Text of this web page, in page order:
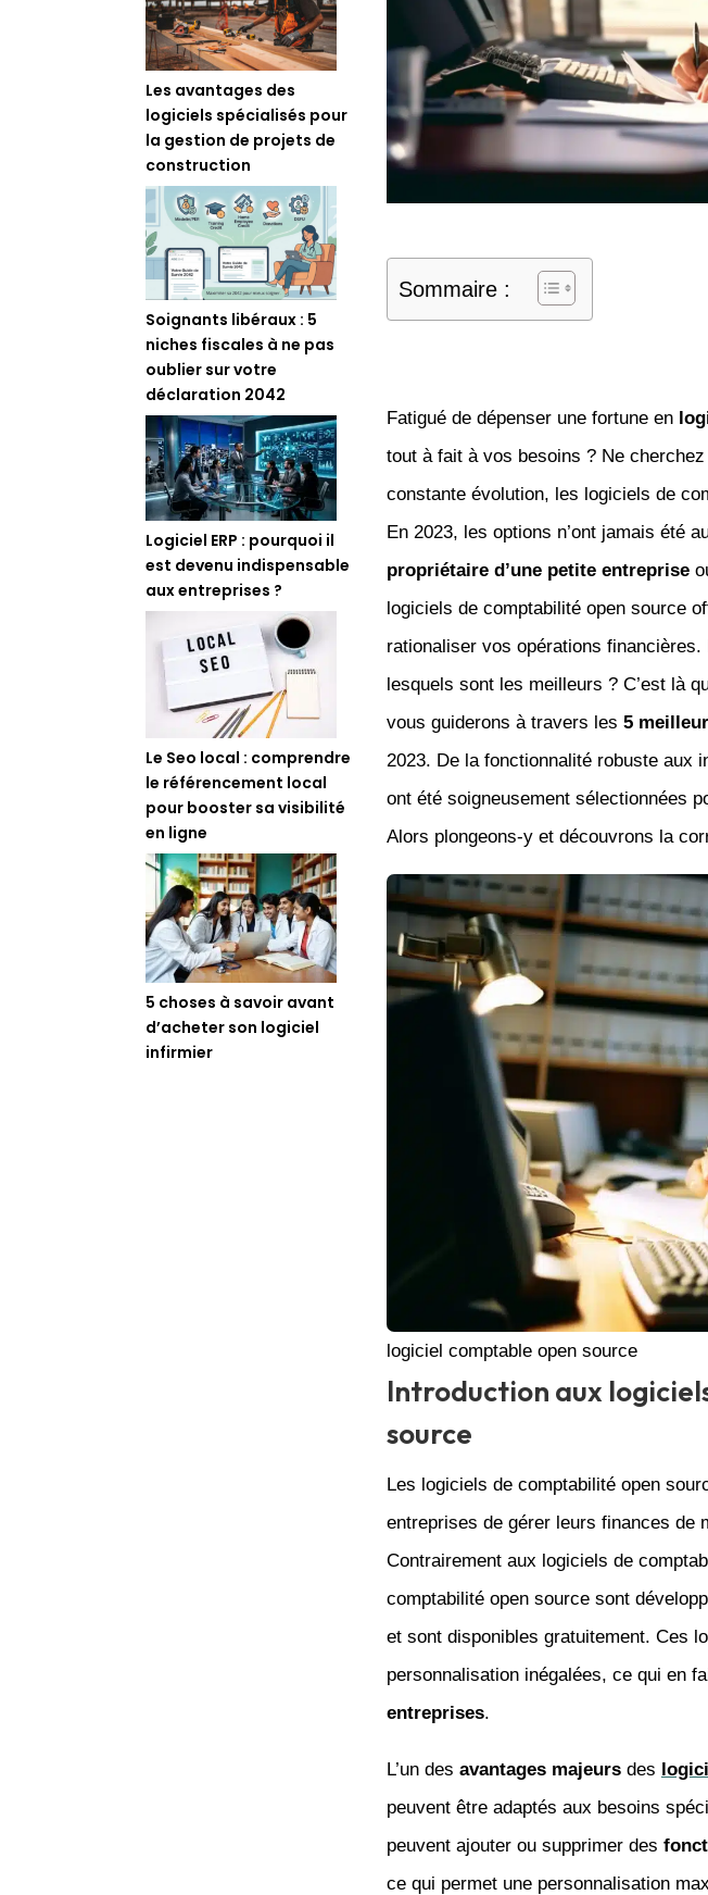
Les avantages des
logiciels spécialisés pour
la gestion de projets de
construction
Soignants libéraux : 5
niches fiscales à ne pas
oublier sur votre
déclaration 2042
Logiciel ERP : pourquoi il
est devenu indispensable
aux entreprises ?
Le Seo local : comprendre
le référencement local
pour booster sa visibilité
en ligne
5 choses à savoir avant
d’acheter son logiciel
infirmier
Sommaire :
Fatigué de dépenser une fortune en
tout à fait à vos besoins ? Ne
constante évolution, les logiciels de
En 2023, les options n’ont jamais été
propriétaire d’une petite entreprise
logiciels de comptabilité open source
rationaliser vos opérations
lesquels sont les meilleurs ? C’est là
vous guiderons à travers les 5
2023. De la fonctionnalité robuste aux
ont été soigneusement sélectionnées
Alors plongeons-y et découvrons la
logiciel comptable open source
Introduction aux
source
Les logiciels de comptabilité open
entreprises de gérer leurs finances de
Contrairement aux logiciels de
comptabilité open source sont
et sont disponibles gratuitement. Ces
personnalisation inégalées, ce qui en
entreprises.
L’un des avantages majeursdes
peuvent être adaptés aux besoins
peuvent ajouter ou supprimer des
ce qui permet une personnalisation